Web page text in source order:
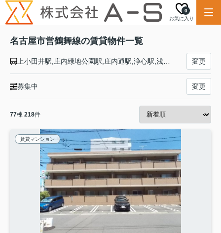
お気に入り
0
名古屋市営鶴舞線の賃貸物件一覧
変更
募集中 変更
77棟 218件
賃貸マンション